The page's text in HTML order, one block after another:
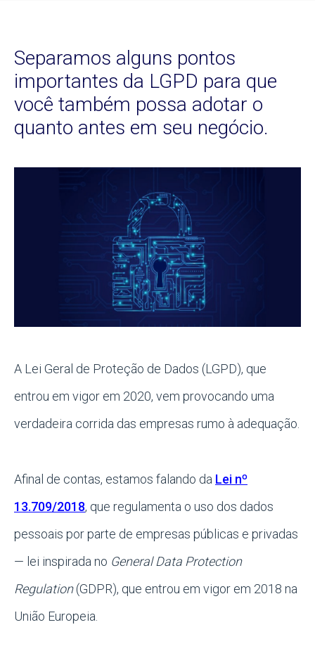
Separamos alguns pontos
importantes da LGPD para que
você também possa adotar o
quanto antes em seu negócio.
A Lei Geral de Proteção de Dados (LGPD), que
entrou em vigor em 2020, vem provocando uma
verdadeira corrida das empresas rumo à adequação.
Afinal de contas, estamos falando da Lei nº
13.709/2018, que regulamenta o uso dos dados
pessoais por parte de empresas públicas e privadas
— lei inspirada no General Data Protection
Regulation(GDPR), que entrou em vigor em 2018 na
União Europeia.